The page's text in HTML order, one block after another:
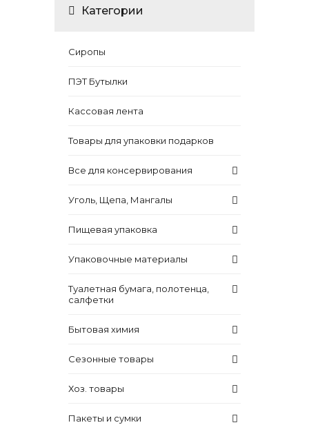
Категории
Сиропы
ПЭТ Бутылки
Кассовая лента
Товары для упаковки подарков
Все для консервирования
Уголь, Щепа, Мангалы
Пищевая упаковка
Упаковочные материалы
Туалетная бумага, полотенца,
салфетки
Бытовая химия
Сезонные товары
Хоз. товары
Пакеты и сумки